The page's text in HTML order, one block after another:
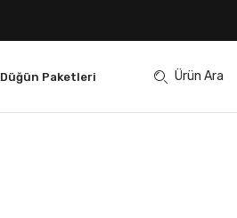
Düğün Paketleri Ürün Ara